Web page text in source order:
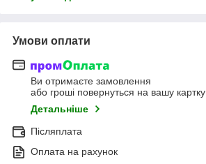
Умови оплати
Ви отримаєте замовлення
або гроші повернуться на вашу картку
Детальніше
Післяплата
Оплата на рахунок